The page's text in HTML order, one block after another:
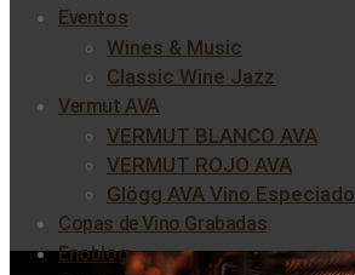
Eventos
Wines & Music
Classic Wine Jazz
Vermut AVA
VERMUT BLANCO AVA
VERMUT ROJO AVA
Glögg AVA Vino Especiado
Copas de Vino Grabadas
Enoblog